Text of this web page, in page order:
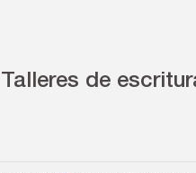
Talleres de